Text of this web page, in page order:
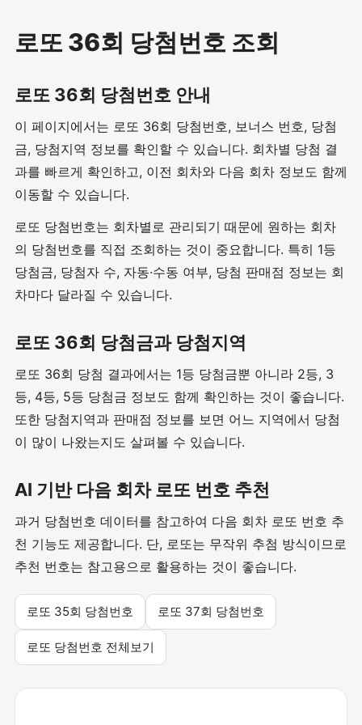
로또 36회 당첨번호 조회
로또 36회 당첨번호 안내
이 페이지에서는 로또 36회 당첨번호, 보너스 번호, 당첨
금, 당첨지역 정보를 확인할 수 있습니다. 회차별 당첨 결
과를 빠르게 확인하고, 이전 회차와 다음 회차 정보도 함께
이동할 수 있습니다.
로또 당첨번호는 회차별로 관리되기 때문에 원하는 회차
의 당첨번호를 직접 조회하는 것이 중요합니다. 특히 1등
당첨금, 당첨자 수, 자동·수동 여부, 당첨 판매점 정보는 회
차마다 달라질 수 있습니다.
로또 36회 당첨금과 당첨지역
로또 36회 당첨 결과에서는 1등 당첨금뿐 아니라 2등, 3
등, 4등, 5등 당첨금 정보도 함께 확인하는 것이 좋습니다.
또한 당첨지역과 판매점 정보를 보면 어느 지역에서 당첨
이 많이 나왔는지도 살펴볼 수 있습니다.
AI 기반 다음 회차 로또 번호 추천
과거 당첨번호 데이터를 참고하여 다음 회차 로또 번호 추
천 기능도 제공합니다. 단, 로또는 무작위 추첨 방식이므로
추천 번호는 참고용으로 활용하는 것이 좋습니다.
로또 35회 당첨번호 로또 37회 당첨번호
로또 당첨번호 전체보기